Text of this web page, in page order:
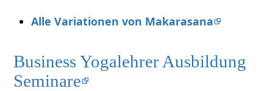
Alle Variationen von Makarasana
Business Yogalehrer Ausbildung
Seminare